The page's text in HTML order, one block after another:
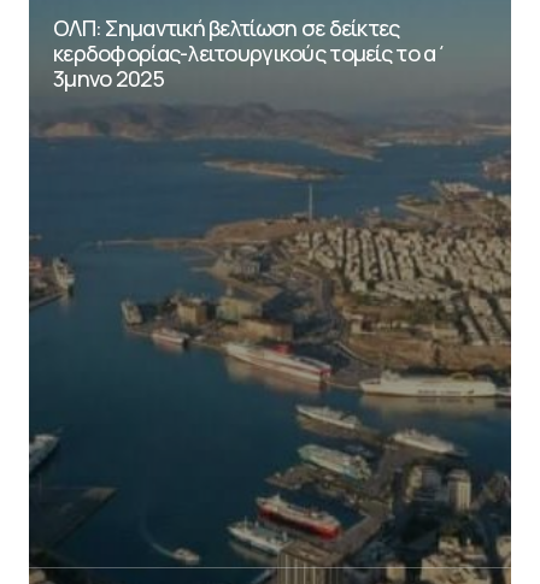
ΟΛΠ: Σημαντική βελτίωση σε δείκτες
κερδοφορίας-λειτουργικούς τομείς το α΄
3μηνο 2025